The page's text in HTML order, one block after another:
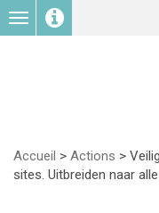
Toggle
navigation
Accueil > Actions >
sites. Uitbreiden naar